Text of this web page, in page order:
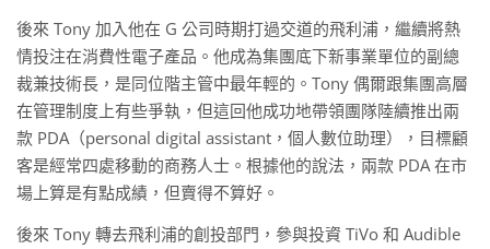
後來 Tony 加入他在 G 公司時期打過交道的飛利浦，繼續將熱
情投注在消費性電子產品。他成為集團底下新事業單位的副總
裁兼技術長，是同位階主管中最年輕的。Tony 偶爾跟集團高層
在管理制度上有些爭執，但這回他成功地帶領團隊陸續推出兩
款 PDA（personal digital assistant，個人數位助理），目標顧
客是經常四處移動的商務人士。根據他的說法，兩款 PDA 在市
場上算是有點成績，但賣得不算好。
後來 Tony 轉去飛利浦的創投部門，參與投資 TiVo 和 Audible